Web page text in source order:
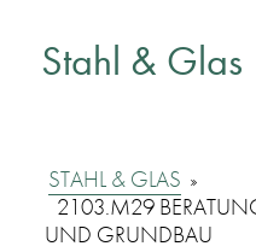
Stahl & Glas
STAHL & GLAS »
2103.M29
UND GRUNDBAU